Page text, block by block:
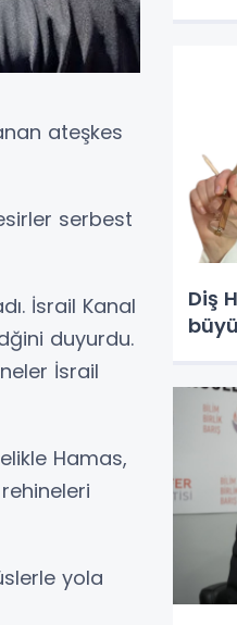
ateşkes
serbest
İsrail Kanal
duyurdu.
İsrail
Hamas,
yola
Diş